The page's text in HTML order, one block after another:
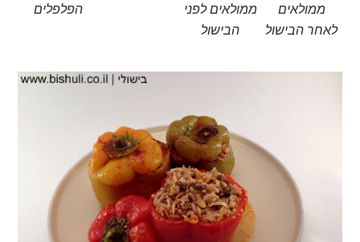
הפלפלים
ממולאים לפני
הבישול
ממולאים
לאחר הבישול